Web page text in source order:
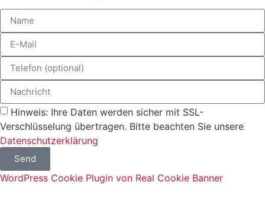
Hinweis: Ihre Daten werden sicher mit SSL-
Verschlüsselung übertragen. Bitte beachten Sie unsere
Datenschutzerklärung
Send
WordPress Cookie Plugin von Real Cookie Banner